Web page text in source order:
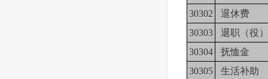
30302
退休费
30303
退职（役
30304
抚恤金
30305
生活补助